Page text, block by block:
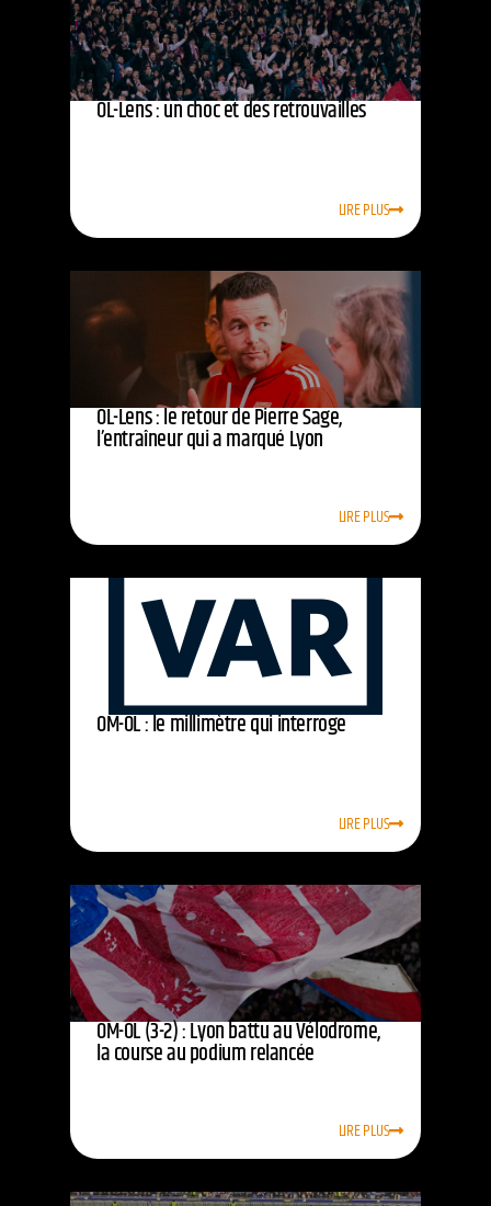
OL-Lens : un choc et des retrouvailles
LIRE PLUS
OL-Lens : le retour de Pierre Sage,
l’entraîneur qui a marqué Lyon
LIRE PLUS
OM-OL : le millimètre qui interroge
LIRE PLUS
OM-OL (3-2) : Lyon battu au Vélodrome,
la course au podium relancée
LIRE PLUS